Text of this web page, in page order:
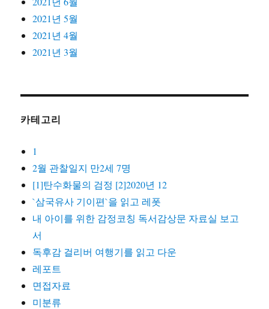
2021년 5월
2021년 4월
2021년 3월
카테고리
1
2월 관찰일지 만2세 7명
[1]탄수화물의 검정 [2]2020년 12
`삼국유사 기이편`을 읽고 레폿
내 아이를 위한 감정코칭 독서감상문 자료실 보고
서
독후감 걸리버 여행기를 읽고 다운
레포트
면접자료
미분류